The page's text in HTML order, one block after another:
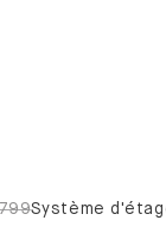
Système